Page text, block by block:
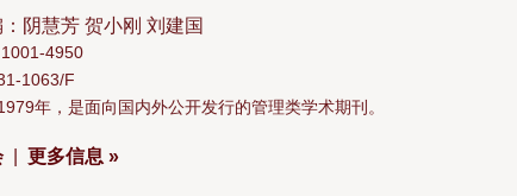
阴慧芳 贺小刚 刘建国
4950
1063/F
年，是面向国内外公开发行的管理类学术期刊。
| 更多信息 »